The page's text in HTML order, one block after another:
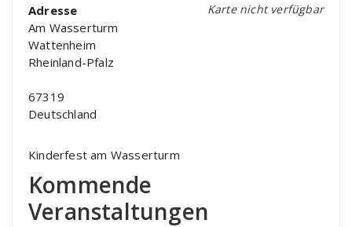
Karte nicht verfügbar
Adresse
Am Wasserturm
Wattenheim
Rheinland-Pfalz
67319
Deutschland
Kinderfest am Wasserturm
Kommende
Veranstaltungen